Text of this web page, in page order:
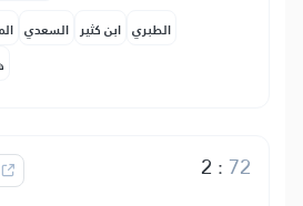
السعدي ابن كثير الطبري
2 : 72